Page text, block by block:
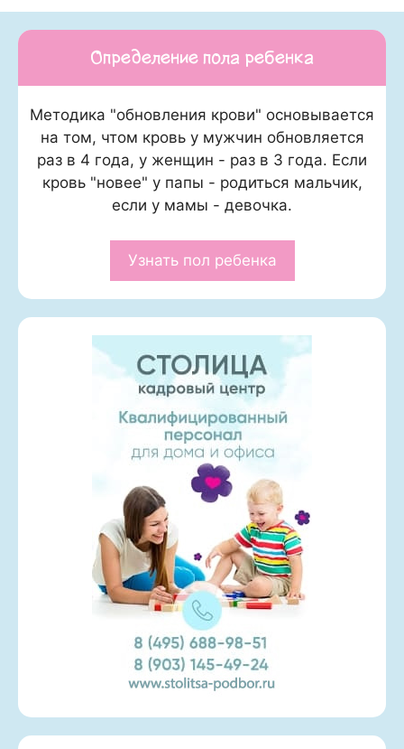
Определение пола ребенка
Методика "обновления крови" основывается
на том, чтом кровь у мужчин обновляется
раз в 4 года, у женщин - раз в 3 года. Если
кровь "новее" у папы - родиться мальчик,
если у мамы - девочка.
Узнать пол ребенка